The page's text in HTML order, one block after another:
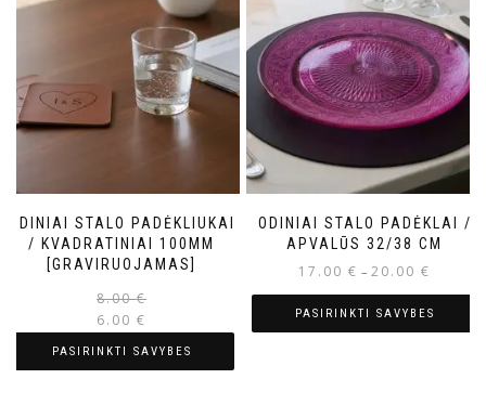
ODINIAI STALO PADĖKLIUKAI
/ KVADRATINIAI 100MM
[GRAVIRUOJAMAS]
8.00€
6.00 €
PASIRINKTI SAVYBES
ODINIAI STALO PADĖKLAI /
APVALŪS 32/38 CM
17.00 € – 20.00 €
PASIRINKTI SAVYBES